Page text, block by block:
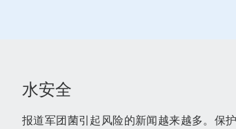
水安全
报道军团菌引起风险的新闻越来越多。保